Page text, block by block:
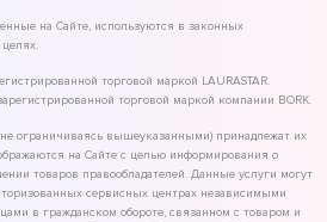
на Сайте, используются в законных
торговой маркой LAURASTAR.
торговой маркой компании BORK.
ограничиваясь вышеуказанными) принадлежат их
на Сайте с целью информирования о
товаров правообладателей. Данные услуги могут
сервисных центрах независимыми
в гражданском обороте, связанном с товаром и